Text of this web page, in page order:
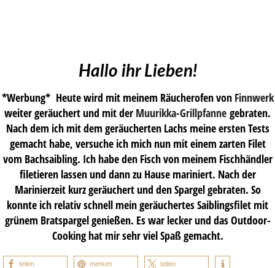
Hallo ihr Lieben!
*Werbung* Heute wird mit meinem Räucherofen von Finnwerk
weiter geräuchert und mit der Muurikka-Grillpfanne gebraten.
Nach dem ich mit dem geräucherten Lachs meine ersten Tests
gemacht habe, versuche ich mich nun mit einem zarten Filet
vom Bachsaibling. Ich habe den Fisch von meinem Fischhändler
filetieren lassen und dann zu Hause mariniert. Nach der
Marinierzeit kurz geräuchert und den Spargel gebraten. So
konnte ich relativ schnell mein geräuchertes Saiblingsfilet mit
grünem Bratspargel genießen. Es war lecker und das Outdoor-
Cooking hat mir sehr viel Spaß gemacht.
teilen merken teilen